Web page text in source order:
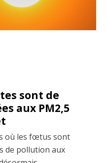
sont de
aux PM2,5
où les fœtus sont
de pollution aux